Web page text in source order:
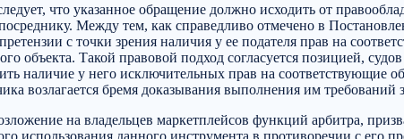
что указанное обращение должно исходить от
Между тем, как справедливо отмечено в
с точки зрения наличия у ее подателя прав на
объекта. Такой правовой подход согласуется позицией,
наличие у него исключительных прав на соответствующие
возлагается бремя доказывания выполнения им требований
на владельцев маркетплейсов функций арбитра,
использования данного инструмента в противоречии с его